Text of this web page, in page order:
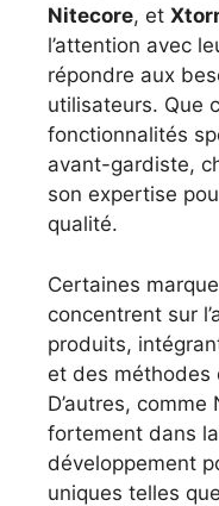
Nitecore, et
l’attention avec
répondre aux
utilisateurs. Que
fonctionnalités
avant-gardiste,
son expertise
qualité.
Certaines
concentrent sur
produits,
et des méthodes
D’autres,
fortement dans
développement
uniques telles